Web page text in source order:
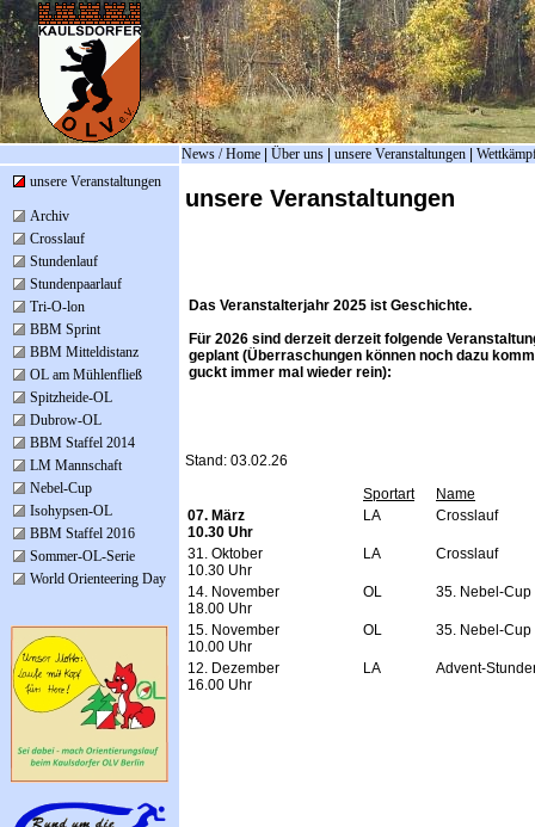
News / Home Über uns unsere Veranstaltungen
unsere Veranstaltungen
Archiv
Crosslauf
Stundenlauf
Stundenpaarlauf
Tri-O-lon
BBM Sprint
BBM Mitteldistanz
OL am Mühlenfließ
Spitzheide-OL
Dubrow-OL
BBM Staffel 2014
LM Mannschaft
Nebel-Cup
Isohypsen-OL
BBM Staffel 2016
Sommer-OL-Serie
World Orienteering Day
unsere Veranstaltungen
Das Veranstalterjahr 2025 ist Geschichte.
Für 2026 sind derzeit derzeit folgende
geplant (Überraschungen können noch dazu
guckt immer mal wieder rein):
Stand: 03.02.26
Sportart
Name
07. März
10.30 Uhr
LA Crosslauf
31. Oktober
10.30 Uhr
LA Crosslauf
14. November
18.00 Uhr
OL 35. Nebel-Cup
15. November
10.00 Uhr
OL 35. Nebel-Cup
12. Dezember
16.00 Uhr
LA Advent-